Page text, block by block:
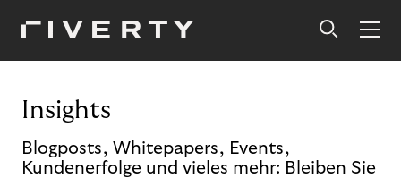
Insights
Blogposts, Whitepapers, Events,
Kundenerfolge und vieles mehr: Bleiben Sie